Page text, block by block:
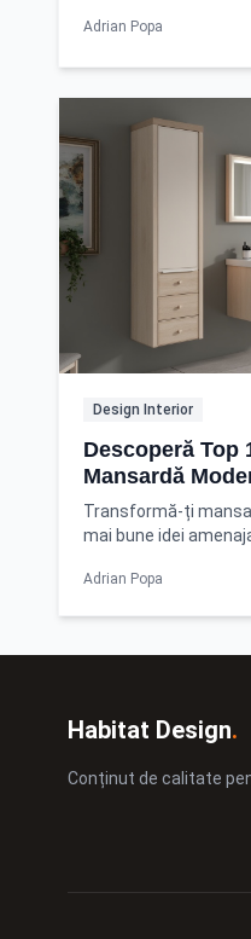
Adrian Popa
Design Interior
Descoperă Top
Mansardă
Transformă-ți
mai bune idei
Adrian Popa
Habitat Design.
Conținut de calitate